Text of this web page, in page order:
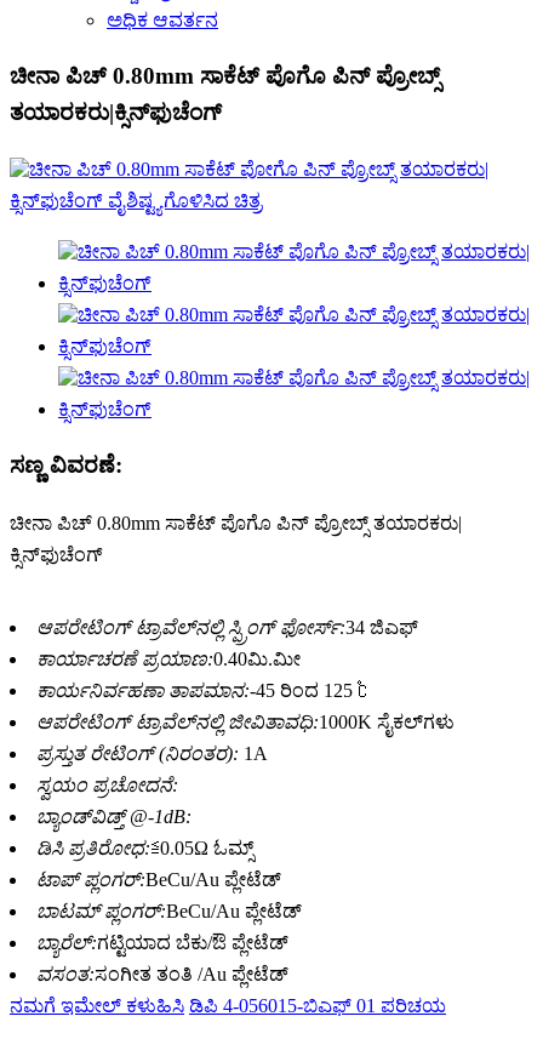
ಅಧಿಕ ಆವರ್ತನ
ಚೀನಾ ಪಿಚ್ 0.80mm ಸಾಕೆಟ್ ಪೊಗೊ ಪಿನ್ ಪ್ರೋಬ್ಸ್
ತಯಾರಕರು|ಕ್ಸಿನ್‌ಫುಚೆಂಗ್
ಸಣ್ಣ ವಿವರಣೆ:
ಚೀನಾ ಪಿಚ್ 0.80mm ಸಾಕೆಟ್ ಪೊಗೊ ಪಿನ್ ಪ್ರೋಬ್ಸ್ ತಯಾರಕರು|
ಕ್ಸಿನ್‌ಫುಚೆಂಗ್
ಆಪರೇಟಿಂಗ್ ಟ್ರಾವೆಲ್‌ನಲ್ಲಿ ಸ್ಪ್ರಿಂಗ್ ಫೋರ್ಸ್:34 ಜಿಎಫ್
ಕಾರ್ಯಾಚರಣೆ ಪ್ರಯಾಣ:0.40ಮಿ.ಮೀ
ಕಾರ್ಯನಿರ್ವಹಣಾ ತಾಪಮಾನ:-45 ರಿಂದ 125 ℃
ಆಪರೇಟಿಂಗ್ ಟ್ರಾವೆಲ್‌ನಲ್ಲಿ ಜೀವಿತಾವಧಿ:1000K ಸೈಕಲ್‌ಗಳು
ಪ್ರಸ್ತುತ ರೇಟಿಂಗ್ (ನಿರಂತರ): 1A
ಸ್ವಯಂ ಪ್ರಚೋದನೆ:
ಬ್ಯಾಂಡ್‌ವಿಡ್ತ್ @-1dB:
ಡಿಸಿ ಪ್ರತಿರೋಧ:≦0.05Ω ಓಮ್ಸ್
ಟಾಪ್ ಪ್ಲಂಗರ್:BeCu/Au ಪ್ಲೇಟೆಡ್
ಬಾಟಮ್ ಪ್ಲಂಗರ್:BeCu/Au ಪ್ಲೇಟೆಡ್
ಬ್ಯಾರೆಲ್:ಗಟ್ಟಿಯಾದ ಬೆಕು/ಔ ಪ್ಲೇಟೆಡ್
ವಸಂತ:ಸಂಗೀತ ತಂತಿ /Au ಪ್ಲೇಟೆಡ್
ನಮಗೆ ಇಮೇಲ್ ಕಳುಹಿಸಿ ಡಿಪಿ 4-056015-ಬಿಎಫ್ 01 ಪರಿಚಯ